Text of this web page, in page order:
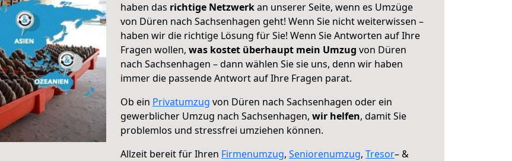
haben das richtige Netzwerkan unserer Seite, wenn es Umzüge
von Düren nach Sachsenhagen geht! Wenn Sie nicht weiterwissen –
haben wir die richtige Lösung für Sie! Wenn Sie Antworten auf Ihre
Fragen wollen, was kostet überhaupt mein Umzug von Düren
nach Sachsenhagen – dann wählen Sie sie uns, denn wir haben
immer die passende Antwort auf Ihre Fragen parat.
Ob ein Privatumzug von Düren nach Sachsenhagen oder ein
gewerblicher Umzug nach Sachsenhagen, wir helfen, damit Sie
problemlos und stressfrei umziehen können.
Allzeit bereit für Ihren Firmenumzug, Seniorenumzug, Tresor– &